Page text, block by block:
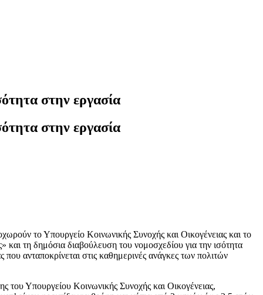
στην εργασία
στην εργασία
το Υπουργείο Κοινωνικής Συνοχής και Οικογένειας και το
τη δημόσια διαβούλευση του νομοσχεδίου για την ισότητα
ανταποκρίνεται στις καθημερινές ανάγκες των πολιτών
του Υπουργείου Κοινωνικής Συνοχής και Οικογένειας,